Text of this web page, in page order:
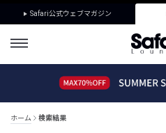
Safari公式ウェブマガジン
ホーム 検索結果